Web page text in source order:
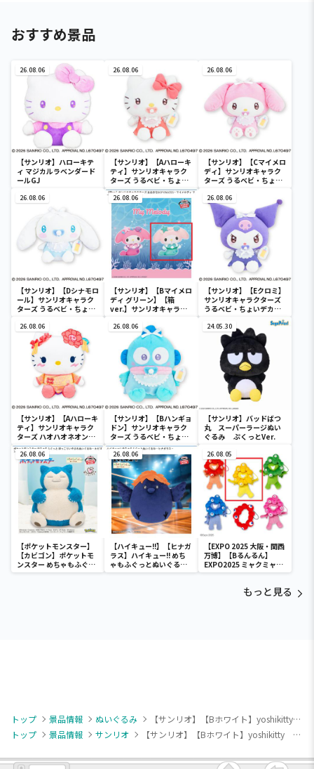
おすすめ景品
26.08.06
【サンリオ】ハローキテ
ィ マジカルラベンダード
ールGJ
26.08.06
【サンリオ】【Aハローキ
ティ】サンリオキャラク
ターズ うるベビ・ちょい
デカドール
26.08.06
【サンリオ】【Cマイメロ
ディ】サンリオキャラク
ターズ うるベビ・ちょい
26.08.06
【サンリオ】【Dシナモロ
ール】サンリオキャラク
ターズ うるベビ・ちょい
26.08.06
【サンリオ】【Bマイメロ
ディ グリーン】【箱
ver.】サンリオキャラク
SOFVIMATES～マイメロ
ディ マーメイドver. ～
26.08.06
【サンリオ】【Eクロミ】
サンリオキャラクターズ
うるベビ・ちょいデカド
26.08.06
【サンリオ】【Aハローキ
ティ】サンリオキャラク
ターズ ハオハオネオンタ
ウンドールBIGタイプ1
26.08.06
【サンリオ】【Bハンギョ
ドン】サンリオキャラク
ターズ うるベビ・ちょい
デカドール
24.05.30
【サンリオ】バッドばつ
丸 スーパーラージぬい
ぐるみ ぷくっとVer.
26.08.06
【ポケットモンスター】
【カビゴン】ポケットモ
ンスター めちゃもふぐっ
と ほっこりいやされぬい
26.08.06
【ハイキュー!!】【ヒナガ
ラス】ハイキュー!! めち
ゃもふぐっとぬいぐるみ
～ヒナガラス～
26.08.05
【EXPO 2025 大阪・関西
万博】【Bるんるん】
EXPO2025 ミャクミャク
カラフルゴム紐付きぬい
もっと見る
トップ 景品情報 ぬいぐるみ
【サンリオ】【Bホワイト】yoshikitty ぬいぐるみ（EX）
トップ
景品情報 サンリオ 【サンリオ】【Bホワイト】yoshikitty ぬいぐるみ（EX）